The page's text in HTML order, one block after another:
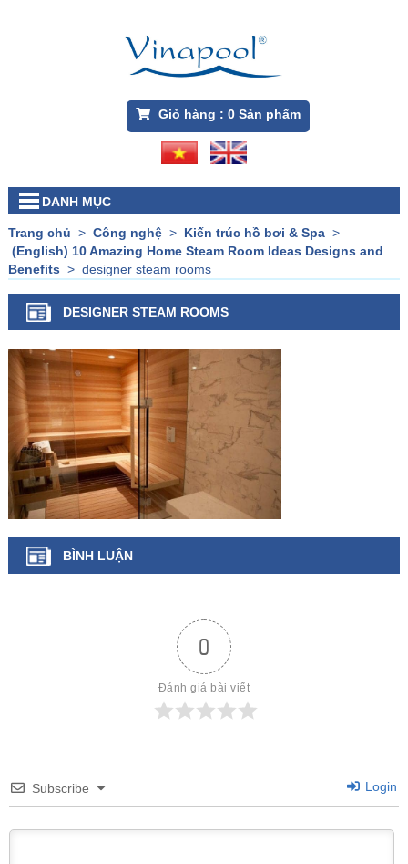
Giỏ hàng : 0Sản phẩm
DANH MỤC
Trang chủ > Công nghệ> Kiến trúc hồ bơi & Spa>
(English) 10 Amazing Home Steam Room Ideas Designs and
Benefits > designer steam rooms
DESIGNER STEAM ROOMS
BÌNH LUẬN
0
Đánh giá bài viết
Subscribe Login